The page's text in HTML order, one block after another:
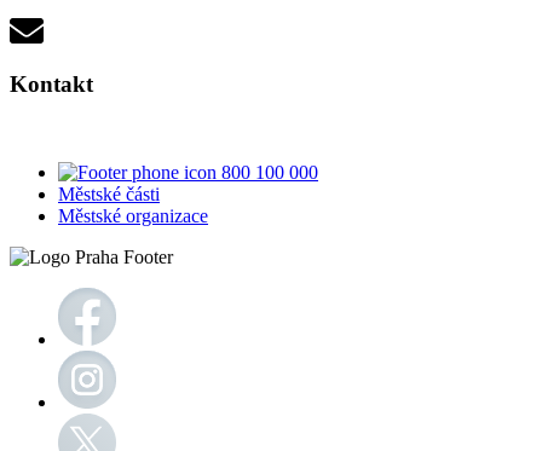
Kontakt
800 100 000
Městské části
Městské organizace